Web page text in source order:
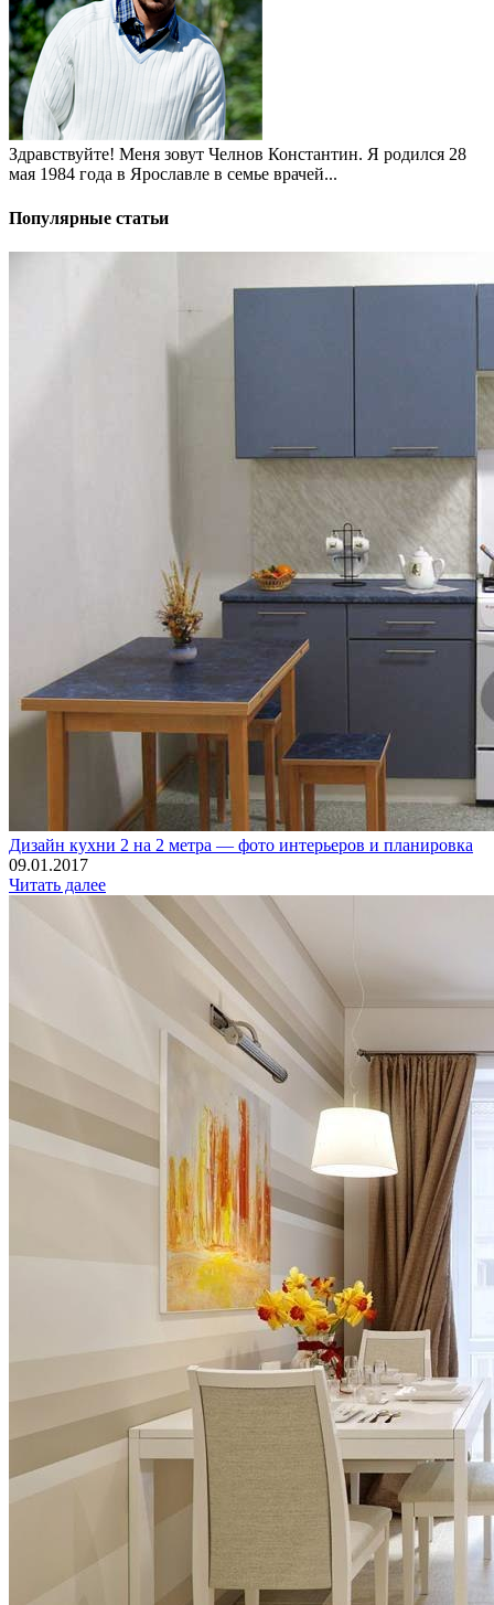
Здравствуйте! Меня зовут Челнов Константин. Я родился 28
мая 1984 года в Ярославле в семье врачей...
Популярные статьи
Дизайн кухни 2 на 2 метра — фото интерьеров и планировка
09.01.2017
Читать далее